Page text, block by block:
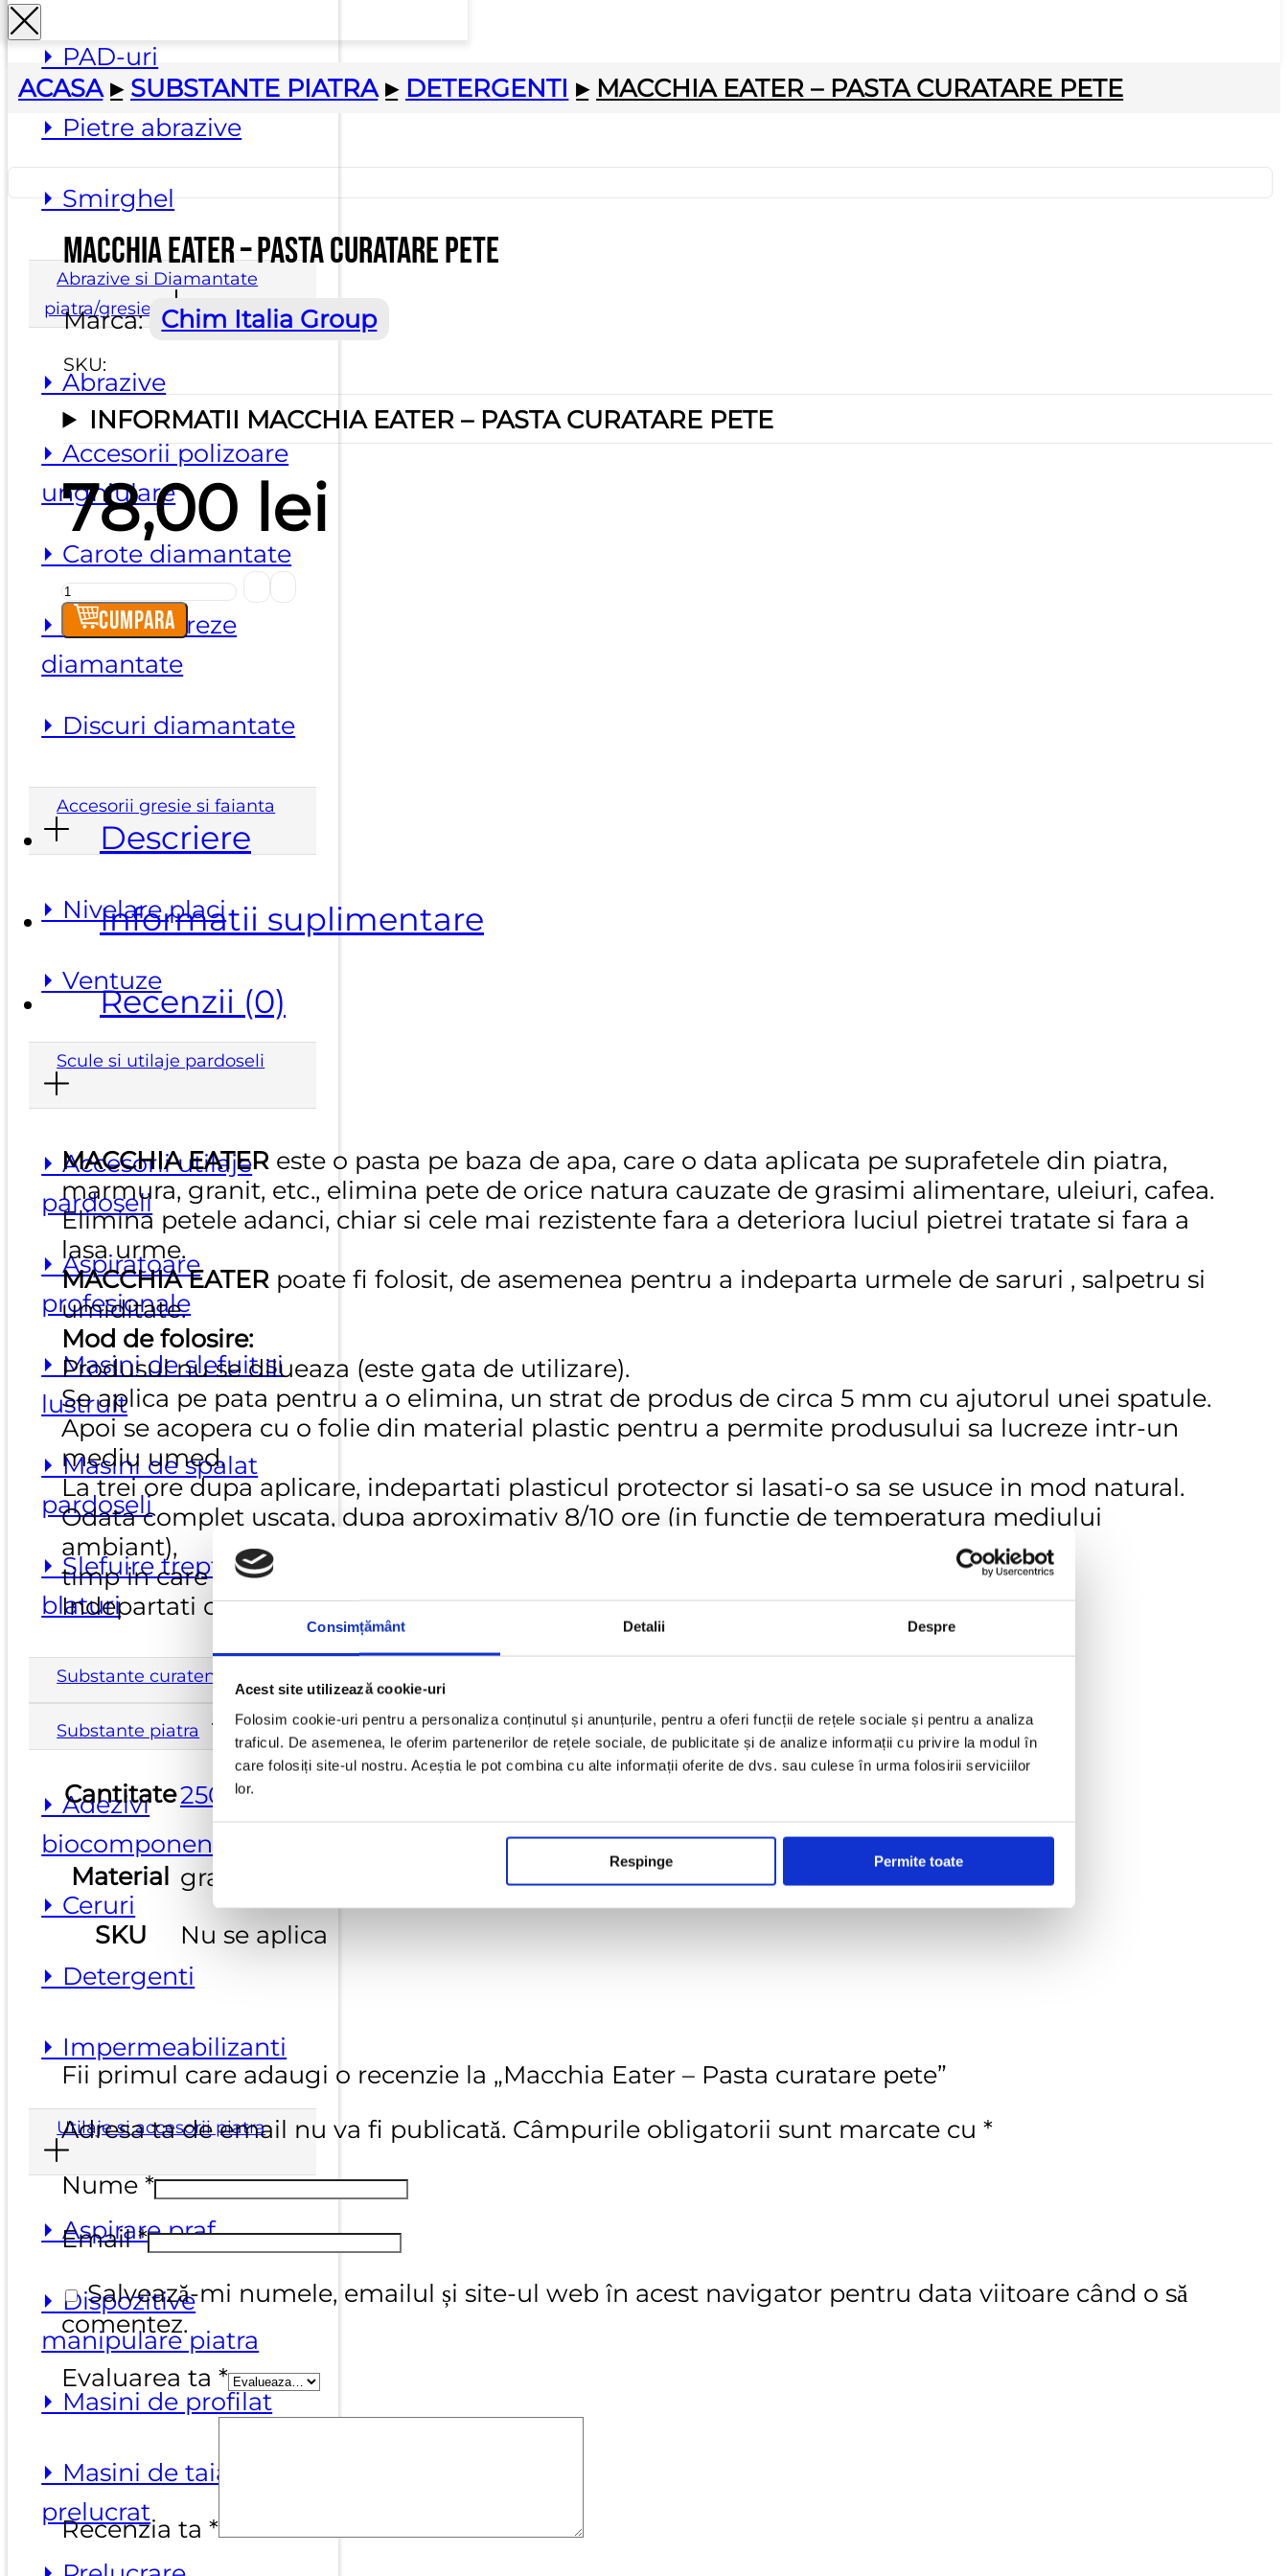
Consimțământ Detalii Despre
Acest site utilizează cookie-uri
Folosim cookie-uri pentru a personaliza conținutul și anunțurile, pentru a oferi funcții de rețele sociale și pentru a analiza
traficul. De asemenea, le oferim partenerilor de rețele sociale, de publicitate și de analize informații cu privire la modul în
care folosiți site-ul nostru. Aceștia le pot combina cu alte informații oferite de dvs. sau culese în urma folosirii serviciilor
lor.
Respinge Permite toate
⏵ PAD-uri
⏵ Pietre abrazive
⏵ Smirghel
Abrazive si Diamantate
piatra/gresie
⏵ Abrazive
⏵ Accesorii polizoare
unghiulare
⏵ Carote diamantate
⏵ Dischete/freze
diamantate
⏵ Discuri diamantate
Accesorii gresie si faianta
⏵ Nivelare placi
⏵ Ventuze
Scule si utilaje pardoseli
⏵ Accesorii utilaje
pardoseli
⏵ Aspiratoare
profesionale
⏵ Masini de slefuit si
lustruit
⏵ Masini de spalat
pardoseli
⏵ Slefuire trepte si
blaturi
Substante curatenie
Substante piatra
⏵ Adezivi
biocomponenti
⏵ Ceruri
⏵ Detergenti
⏵ Impermeabilizanti
Utilaje si accesorii piatra
⏵ Aspirare praf
⏵ Dispozitive
manipulare piatra
⏵ Masini de profilat
⏵ Masini de taiat si
prelucrat
ACASA ▸ SUBSTANTE PIATRA ▸ DETERGENTI ▸ MACCHIA EATER – PASTA CURATARE PETE
Macchia Eater – Pasta curatare pete
Marca: Chim Italia Group
SKU:
INFORMATII MACCHIA EATER – PASTA CURATARE PETE
78,00 lei
Cantitate
Macchia
Eater
-
curatare
Cumpara
Descriere
Informatii suplimentare
Recenzii (0)
MACCHIA EATER este o pasta pe baza de apa, care o data aplicata pe suprafetele din piatra,
marmura, granit, etc., elimina pete de orice natura cauzate de grasimi alimentare, uleiuri, cafea.
Elimina petele adanci, chiar si cele mai rezistente fara a deteriora luciul pietrei tratate si fara a
lasa urme.
MACCHIA EATER poate fi folosit, de asemenea pentru a indeparta urmele de saruri , salpetru si
umiditate.
Mod de folosire:
Produsul nu se dilueaza (este gata de utilizare).
Se aplica pe pata pentru a o elimina, un strat de produs de circa 5 mm cu ajutorul unei spatule.
Apoi se acopera cu o folie din material plastic pentru a permite produsului sa lucreze intr-un
mediu umed.
La trei ore dupa aplicare, indepartati plasticul protector si lasati-o sa se usuce in mod natural.
Odata complet uscata, dupa aproximativ 8/10 ore (in functie de temperatura mediului
ambiant),
timp in care se lasa sa actioneze, pasta va capata o culoare albicioasa.
Indepartati cu o perie orice reziduuri ale produsului.
Cantitate250 ml
Material
granit, marmura, piatra
SKU
Nu se aplica
Fii primul care adaugi o recenzie la „Macchia Eater – Pasta curatare pete”
Adresa ta de email nu va fi publicată. Câmpurile obligatorii sunt marcate cu *
Nume*
Email*
Salvează-mi numele, emailul și site-ul web în acest navigator pentru data viitoare când o să
comentez.
Evaluarea ta *
Recenzia ta *